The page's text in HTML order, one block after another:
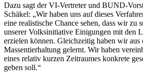
Dazu sagt der VI-Vertreter und BUND-
Schäkel: „Wir haben uns auf dieses
eine realistische Chance sehen, dass wir zu
unserer Volksinitiative Einigungen mit den
erzielen können. Gleichzeitig haben wir aus
Massentierhaltung gelernt. Wir haben
eines relativ kurzen Zeitraumes konkrete
geben soll.“